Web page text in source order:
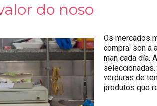
do noso
Os mercados
compra: son a
man cada día.
verduras de
produtos que